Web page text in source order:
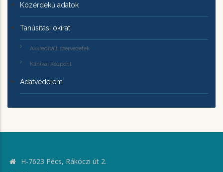
Közérdekű adatok
Tanúsítási okirat
Akkreditált szervezetek
Klinikai Központ
Adatvédelem
H-7623 Pécs, Rákóczi út 2.